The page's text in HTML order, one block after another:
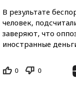
В результате
человек,
заверяют, что
иностранные
0 0